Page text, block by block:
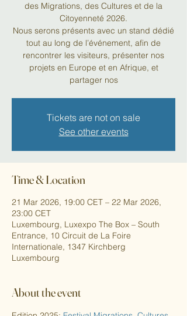
des Migrations, des Cultures et de la
Citoyenneté 2026.
Nous serons présents avec un stand dédié
tout au long de l’événement, afin de
rencontrer les visiteurs, présenter nos
projets en Europe et en Afrique, et
partager nos
Tickets are not on sale
See other events
Time & Location
21 Mar 2026, 19:00 CET – 22 Mar 2026,
23:00 CET
Luxembourg, Luxexpo The Box – South
Entrance, 10 Circuit de La Foire
Internationale, 1347 Kirchberg
Luxembourg
About the event